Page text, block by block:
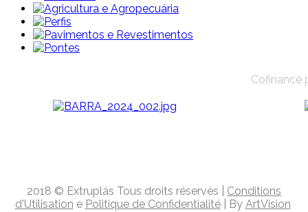
Cofinancé
2018 © Extruplás Tous droits réservés
Conditions
d'Utilisation e Politique de Confidentialité| By ArtVision